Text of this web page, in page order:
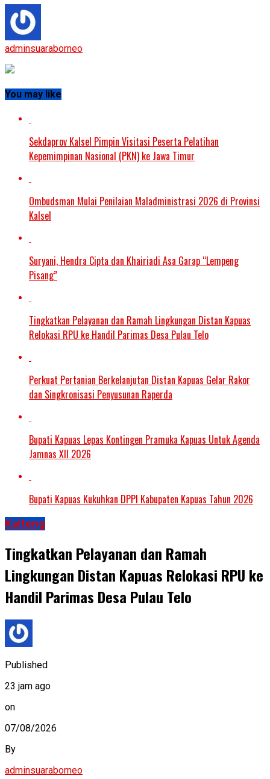
adminsuaraborneo
You may like
Sekdaprov Kalsel Pimpin Visitasi Peserta Pelatihan
Kepemimpinan Nasional (PKN) ke Jawa Timur
Ombudsman Mulai Penilaian Maladministrasi 2026 di Provinsi
Kalsel
Suryani, Hendra Cipta dan Khairiadi Asa Garap “Lempeng
Pisang”
Tingkatkan Pelayanan dan Ramah Lingkungan Distan Kapuas
Relokasi RPU ke Handil Parimas Desa Pulau Telo
Perkuat Pertanian Berkelanjutan Distan Kapuas Gelar Rakor
dan Singkronisasi Penyusunan Raperda
Bupati Kapuas Lepas Kontingen Pramuka Kapuas Untuk Agenda
Jamnas XII 2026
Bupati Kapuas Kukuhkan DPPI Kabupaten Kapuas Tahun 2026
Kalteng
Tingkatkan Pelayanan dan Ramah
Lingkungan Distan Kapuas Relokasi RPU ke
Handil Parimas Desa Pulau Telo
Published
23 jam ago
on
07/08/2026
By
adminsuaraborneo